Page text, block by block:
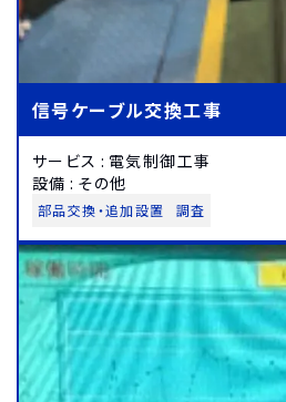
信号ケーブル交換工事
サービス : 電気制御工事
設備 : その他
部品交換・追加設置 調査